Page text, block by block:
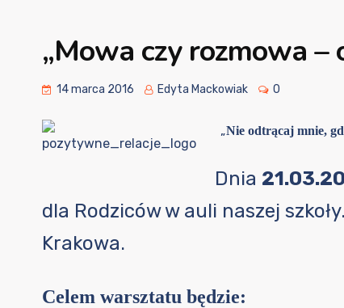
„Mowa czy rozmowa –
14 marca 2016 Edyta Mackowiak 0
„Nie odtrącaj mnie,
Dnia
dla Rodziców w auli naszej
Krakowa.
Celem warsztatu będzie: